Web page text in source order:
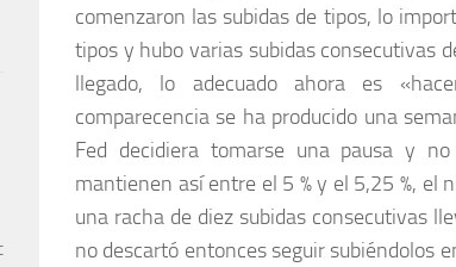
comenzaron las subidas de tipos, lo
tipos y hubo varias subidas consecutivas
llegado, lo adecuado ahora es
comparecencia se ha producido una
Fed decidiera tomarse una pausa y
mantienen así entre el 5 % y el 5,25 %, el
una racha de diez subidas consecutivas
no descartó entonces seguir subiéndolos